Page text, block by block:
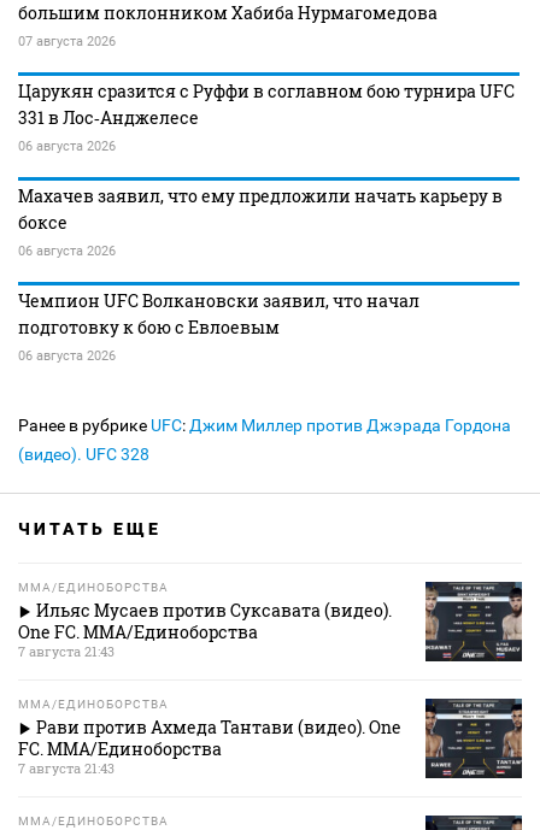
большим поклонником Хабиба Нурмагомедова
07 августа 2026
Царукян сразится с Руффи в соглавном бою турнира UFC
331 в Лос‑Анджелесе
06 августа 2026
Махачев заявил, что ему предложили начать карьеру в
боксе
06 августа 2026
Чемпион UFC Волкановски заявил, что начал
подготовку к бою с Евлоевым
06 августа 2026
Ранее в рубрике UFC: Джим Миллер против Джэрада Гордона
(видео). UFC 328
ЧИТАТЬ ЕЩЕ
MMA/ЕДИНОБОРСТВА
Ильяс Мусаев против Суксавата (видео).
One FC. MMA/Единоборства
7 августа 21:43
MMA/ЕДИНОБОРСТВА
Рави против Ахмеда Тантави (видео). One
FC. MMA/Единоборства
7 августа 21:43
MMA/ЕДИНОБОРСТВА